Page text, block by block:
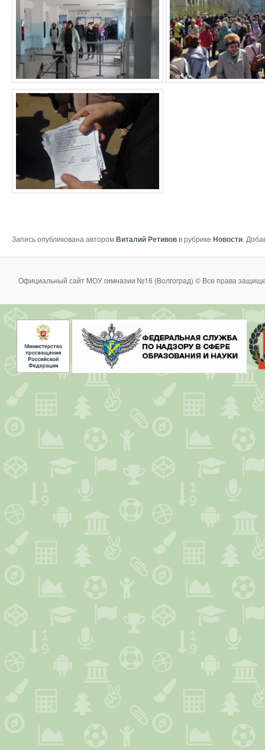
Запись опубликована авторомВиталий Ретивовв рубрике Новости.
Официальный сайт МОУ гимназии №16 (Волгоград) © Все права